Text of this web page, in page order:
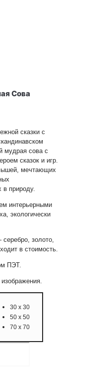
Сова
сказки с
мудрая сова с
сказок и игр.
мечтающих
в природу.
интерьерными
экологически
золото,
в стоимость.
ПЭТ.
30 х 30
50 х 50
70 х 70